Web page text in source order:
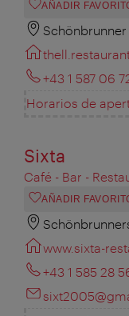
AÑADIR
+43 1 587 06
Horarios de
Sixta
Café - Bar -
AÑADIR
www.sixta-
+43 1 585 28